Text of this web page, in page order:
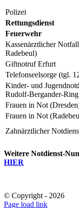
Poli­zei
Ret­tungs­dienst
Feu­er­wehr
Kas­sen­ärzt­li­cher
Radebeul)
Gift­not­ruf Erfurt
Tele­fon­seel­sor­ge (tgl.
Kin­der- und
Rudolf-Bergan­der-
Frau­en in Not
Frau­en in Not
Zahn­ärzt­li­cher
Wei­te­re Not­dienst-
HIER
© Copyright - 2026
Page load link